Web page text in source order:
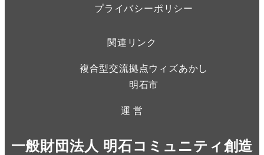
プライバシーポリシー
関連リンク
複合型交流拠点ウィズあかし
明石市
運 営
一般財団法人 明石コミュニティ創造